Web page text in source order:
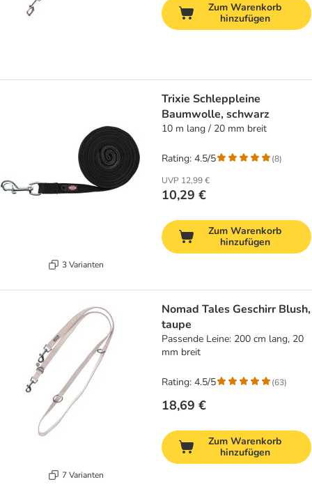
Zum Warenkorb
hinzufügen
3 Varianten
Trixie Schleppleine
Baumwolle, schwarz
10 m lang / 20 mm breit
UVP 12,99 €
10,29 €
Rating: 4.5/5 (8)
Zum Warenkorb
hinzufügen
7 Varianten
Nomad Tales Geschirr Blush,
taupe
Passende Leine: 200 cm lang, 20
mm breit
18,69 €
Rating: 4.5/5 (63)
Zum Warenkorb
hinzufügen